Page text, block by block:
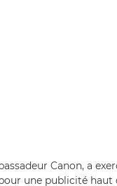
Canon, a
une publicité